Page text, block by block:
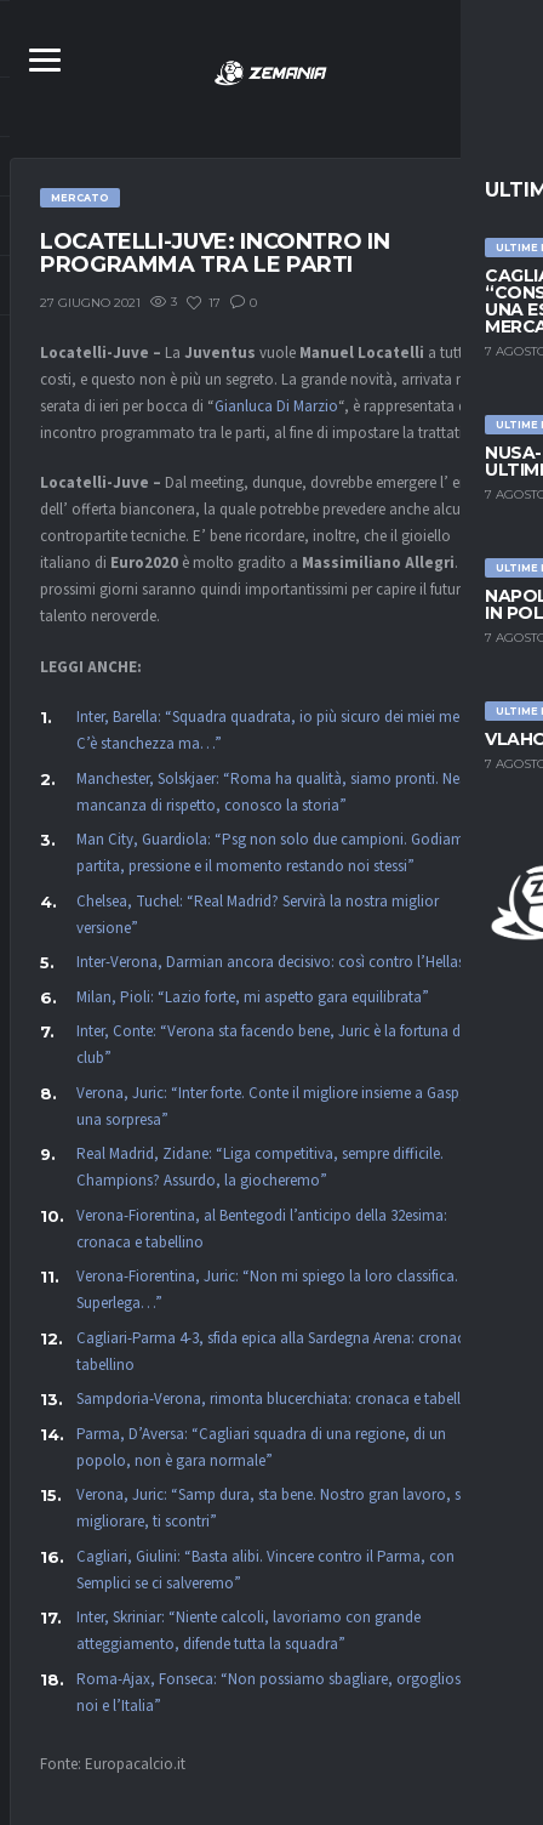
ULTIME
UNA
7
ULTIME
7
ULTIME
IN
7
ULTIME
7
MERCATO
LOCATELLI-JUVE: INCONTRO IN
PROGRAMMA TRA LE PARTI
27 GIUGNO 2021 3 17 0
Locatelli-Juve – La Juventus vuole Manuel Locatelli a tutti i
costi, e questo non è più un segreto. La grande novità, arrivata nella
serata di ieri per bocca di “Gianluca Di Marzio“, è rappresentata da un
incontro programmato tra le parti, al fine di impostare la trattativa.
Locatelli-Juve – Dal meeting, dunque, dovrebbe emergere l’ entità
dell’ offerta bianconera, la quale potrebbe prevedere anche alcune
contropartite tecniche. E’ bene ricordare, inoltre, che il gioiello
italiano di Euro2020 è molto gradito a Massimiliano Allegri. I
prossimi giorni saranno quindi importantissimi per capire il futuro del
talento neroverde.
LEGGI ANCHE:
Inter, Barella: “Squadra quadrata, io più sicuro dei miei mezzi.
C’è stanchezza ma…”
Manchester, Solskjaer: “Roma ha qualità, siamo pronti. Nessuna
mancanza di rispetto, conosco la storia”
Man City, Guardiola: “Psg non solo due campioni. Godiamoci la
partita, pressione e il momento restando noi stessi”
Chelsea, Tuchel: “Real Madrid? Servirà la nostra miglior
versione”
Inter-Verona, Darmian ancora decisivo: così contro l’Hellas
Milan, Pioli: “Lazio forte, mi aspetto gara equilibrata”
Inter, Conte: “Verona sta facendo bene, Juric è la fortuna dei
club”
Verona, Juric: “Inter forte. Conte il migliore insieme a Gasp, non
una sorpresa”
Real Madrid, Zidane: “Liga competitiva, sempre difficile.
Champions? Assurdo, la giocheremo”
Verona-Fiorentina, al Bentegodi l’anticipo della 32esima:
cronaca e tabellino
Verona-Fiorentina, Juric: “Non mi spiego la loro classifica. La
Superlega…”
Cagliari-Parma 4-3, sfida epica alla Sardegna Arena: cronaca e
tabellino
Sampdoria-Verona, rimonta blucerchiata: cronaca e tabellino
Parma, D’Aversa: “Cagliari squadra di una regione, di un
popolo, non è gara normale”
Verona, Juric: “Samp dura, sta bene. Nostro gran lavoro, se vuoi
migliorare, ti scontri”
Cagliari, Giulini: “Basta alibi. Vincere contro il Parma, con
Semplici se ci salveremo”
Inter, Skriniar: “Niente calcoli, lavoriamo con grande
atteggiamento, difende tutta la squadra”
Roma-Ajax, Fonseca: “Non possiamo sbagliare, orgogliosi per
noi e l’Italia”
Fonte: Europacalcio.it